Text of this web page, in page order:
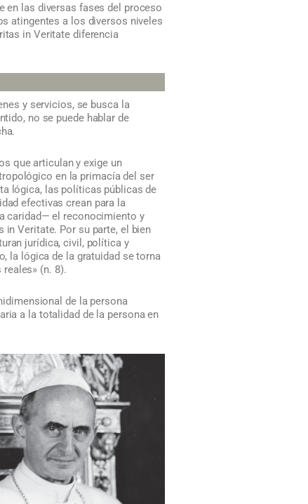
en las diversas fases del proceso
atingentes a los diversos niveles
in Veritate diferencia
y servicios, se busca la
no se puede hablar de
que articulan y exige un
en la primacía del ser
lógica, las políticas públicas de
efectivas crean para la
caridad— el reconocimiento y
in Veritate. Por su parte, el bien
jurídica, civil, política y
la lógica de la gratuidad se torna
(n. 8).
de la persona
a la totalidad de la persona en